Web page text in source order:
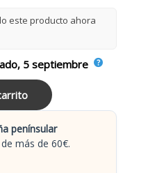
este producto ahora
5 septiembre
penínsular
más de 60€.